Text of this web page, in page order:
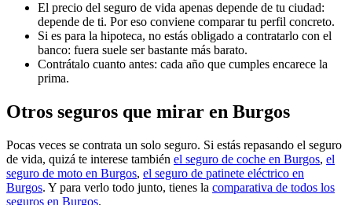
El precio del seguro de vida apenas depende de tu ciudad:
depende de ti. Por eso conviene comparar tu perfil concreto.
Si es para la hipoteca, no estás obligado a contratarlo con el
banco: fuera suele ser bastante más barato.
Contrátalo cuanto antes: cada año que cumples encarece la
prima.
Otros seguros que mirar en Burgos
Pocas veces se contrata un solo seguro. Si estás repasando el seguro
de vida, quizá te interese también el seguro de coche en Burgos, el
seguro de moto en Burgos, el seguro de patinete eléctrico en
Burgos. Y para verlo todo junto, tienes la comparativa de todos los
seguros en Burgos.